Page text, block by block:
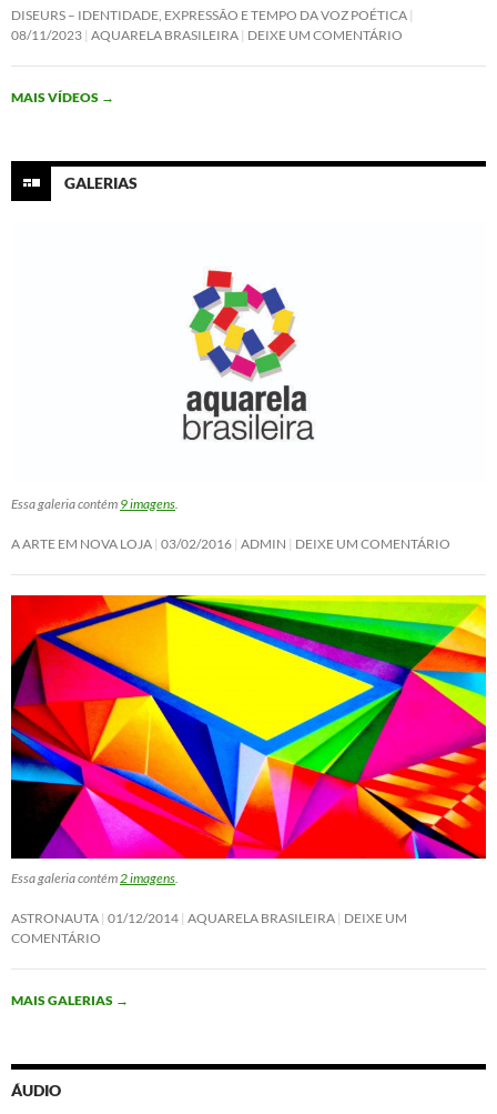
c
e
o
k
i
t
e
n
k
d
n
a
t
A
DISEURS – IDENTIDADE, EXPRESSÃO E TEMPO DA VOZ POÉTICA
08/11/2023 AQUARELA BRASILEIRA DEIXE UM COMENTÁRIO
MAIS VÍDEOS →
GALERIAS
Essa galeria contém 9 imagens.
A ARTE EM NOVA LOJA 03/02/2016 ADMIN DEIXE UM COMENTÁRIO
Essa galeria contém2 imagens.
ASTRONAUTA 01/12/2014 AQUARELA BRASILEIRA DEIXE UM
COMENTÁRIO
MAIS GALERIAS →
ÁUDIO